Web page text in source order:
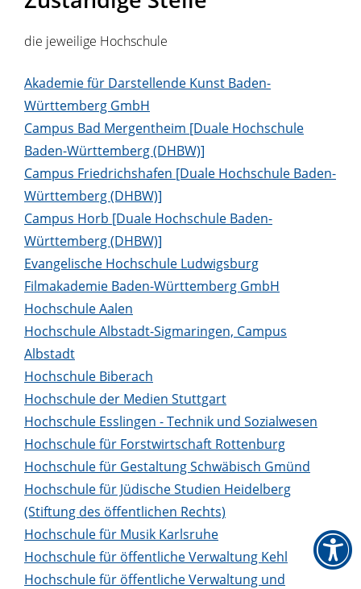
die jeweilige Hochschule
Akademie für Darstellende Kunst Baden-
Württemberg GmbH
Campus Bad Mergentheim [Duale Hochschule
Baden-Württemberg (DHBW)]
Campus Friedrichshafen [Duale Hochschule Baden-
Württemberg (DHBW)]
Campus Horb [Duale Hochschule Baden-
Württemberg (DHBW)]
Evangelische Hochschule Ludwigsburg
Filmakademie Baden-Württemberg GmbH
Hochschule Aalen
Hochschule Albstadt-Sigmaringen, Campus
Albstadt
Hochschule Biberach
Hochschule der Medien Stuttgart
Hochschule Esslingen - Technik und Sozialwesen
Hochschule für Forstwirtschaft Rottenburg
Hochschule für Gestaltung Schwäbisch Gmünd
Hochschule für Jüdische Studien Heidelberg
(Stiftung des öffentlichen Rechts)
Hochschule für Musik Karlsruhe
Hochschule für öffentliche Verwaltung Kehl
Hochschule für öffentliche Verwaltung und